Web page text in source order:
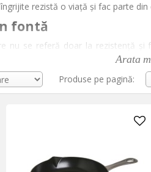
rezistă o viață și fac parte
fontă
nu se referă doar la rezistență și
mai crocant bacon la care visezi.
bine.
atât de grozave este
acest strat devine tot mai
de peste 2.000 de ani, tocmai
Arata
Produse pe pagină: